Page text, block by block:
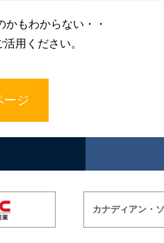
もわからない・・
用ください。
ージ
カナディアン・